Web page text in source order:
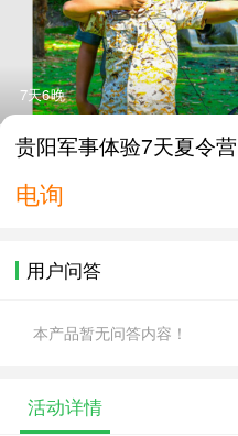
7天6晚
贵阳军事体验7天夏令营
电询
用户问答
本产品暂无问答内容！
活动详情